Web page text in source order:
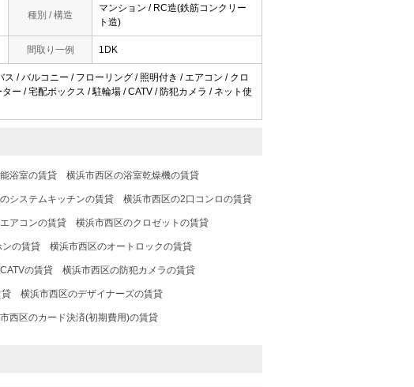
種別 / 構造
マンション / RC造(鉄筋コンクリー
ト造)
間取り一例 1DK
/ バルコニー / フローリング / 照明付き / エアコン / クロ
ー / 宅配ボックス / 駐輪場 / CATV / 防犯カメラ / ネット使
浴室の賃貸 横浜市西区の浴室乾燥機の賃貸
システムキッチンの賃貸 横浜市西区の2口コンロの賃貸
アコンの賃貸 横浜市西区のクロゼットの賃貸
ンの賃貸 横浜市西区のオートロックの賃貸
の賃貸 横浜市西区の防犯カメラの賃貸
横浜市西区のデザイナーズの賃貸
西区のカード決済(初期費用)の賃貸